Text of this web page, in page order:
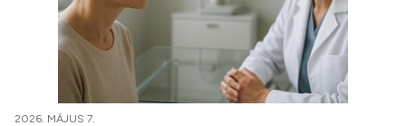
2026. MÁJUS 7.